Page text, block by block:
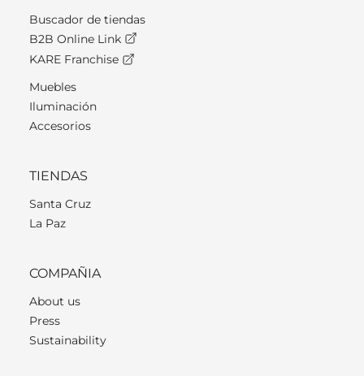
Buscador de tiendas
B2B Online Link
KARE Franchise
Muebles
Iluminación
Accesorios
TIENDAS
Santa Cruz
La Paz
COMPAÑIA
About us
Press
Sustainability